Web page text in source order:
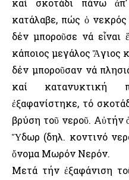
καί σκοτάδι πάνω
κατάλαβε, πώς ὁ νεκρός
δέν μποροῦσε νά εἶναι
κάποιος μεγάλος Ἅγιος
δέν μποροῦσαν νά
καί κατανυκτική
ἐξαφανίστηκε, τό
βρύση τοῦ νεροῦ. Αὐτήν
Ὕδωρ (δηλ. κοντινό
ὄνομα Μωρόν Νερόν.
Μετά τήν ἐξαφάνιση